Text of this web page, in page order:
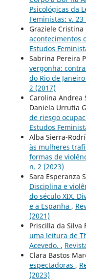
Psicológicas da
Feministas: v. 23
Graziele Cristina
acontecimentos
Estudos
Sabrina Pereira
vergonha:
do Rio de Janeiro
2 (2017)
Carolina Andrea
Daniela Urrutia
de riesgo
Estudos
Alba Sierra-
às mulheres
formas de
n. 2 (2023)
Sara Esperanza
Disciplina e
do século XIX.
e a Espanha ,
(2021)
Priscilla da Silva
uma leitura de
Acevedo. ,
Clara Bastos
espectadoras ,
(2023)